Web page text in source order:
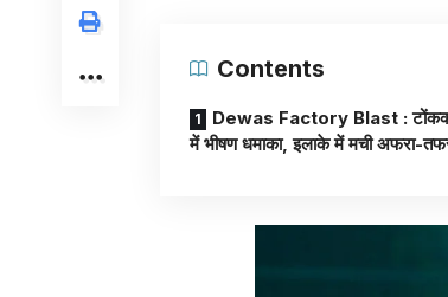
Contents
Dewas Factory Blast :
में भीषण धमाका, इलाके में मची अफरा-